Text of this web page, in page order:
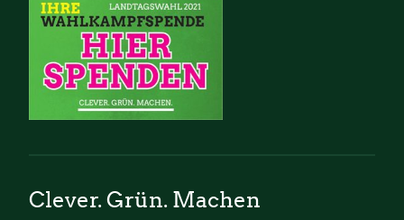
Clever. Grün. Machen